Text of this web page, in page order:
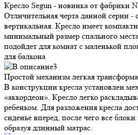
Кресло Segun - новинка от фабрики
Отличительная черта данной серии -
вертикальная. Кресло имеет
минимальный размер спального
подойдет для комнат с маленькой
для балкона
Простой механизм легкая
В конструкции кресла установлен
«аккордеон». Кресло легко
ребенком. Для разложения кресла
сиденье вперед, после чего все
образуя длинный матрас.